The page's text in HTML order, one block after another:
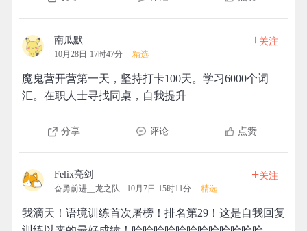
南瓜默
10月28日 17时47分 精选
+关注
魔鬼营开营第一天，坚持打卡100天。学习6000个词
汇。在职人士寻找同桌，自我提升
分享 评论 点赞
Felix亮剑
奋勇前进__龙之队 10月7日 15时11分 精选
+关注
我滴天！语境训练首次屠榜！排名第29！这是自我回复